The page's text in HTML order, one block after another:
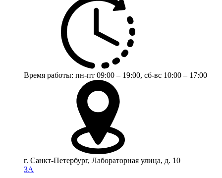
Время работы: пн-пт 09:00 – 19:00, сб-вс 10:00 – 17:00
г. Санкт-Петербург, Лабораторная улица, д. 10
ЗА